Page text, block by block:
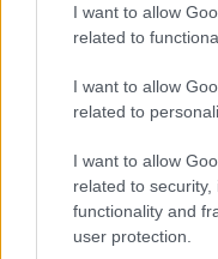
I want to allow
related to
I want to allow
related to
I want to allow
related to
functionality and
user protection.